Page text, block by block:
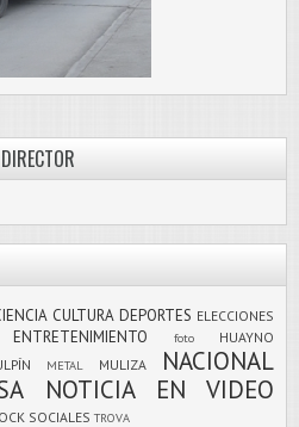
DIRECTOR
CULTURA DEPORTES ELECCIONES
ENTRETENIMIENTO foto HUAYNO
METAL MULIZA
NACIONAL
NOTICIA EN VIDEO
SOCIALES TROVA